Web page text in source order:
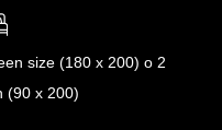
size (180 x 200) o 2
(90 x 200)